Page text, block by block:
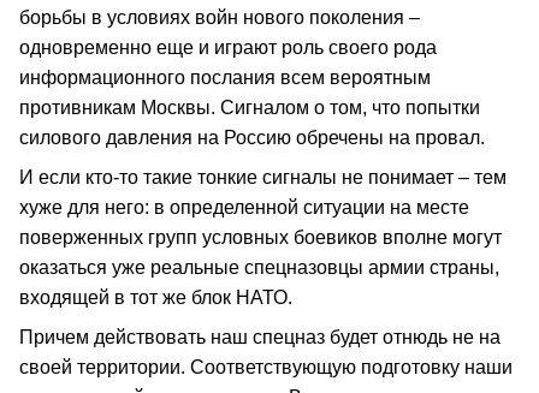
борьбы в условиях войн нового поколения –
одновременно еще и играют роль своего рода
информационного послания всем вероятным
противникам Москвы. Сигналом о том, что попытки
силового давления на Россию обречены на провал.
И если кто-то такие тонкие сигналы не понимает – тем
хуже для него: в определенной ситуации на месте
поверженных групп условных боевиков вполне могут
оказаться уже реальные спецназовцы армии страны,
входящей в тот же блок НАТО.
Причем действовать наш спецназ будет отнюдь не на
своей территории. Соответствующую подготовку наши